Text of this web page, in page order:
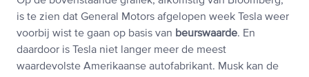
is te zien dat General Motors afgelopen week Tesla weer
voorbij wist te gaan op basis van beurswaarde. En
daardoor is Tesla niet langer meer de meest
waardevolste Amerikaanse autofabrikant. Musk kan de